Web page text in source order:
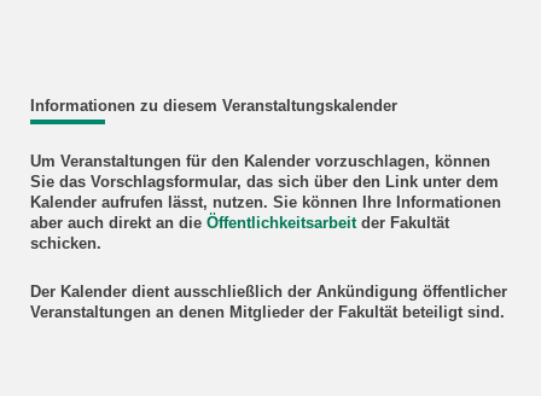
Informationen zu diesem Veranstaltungskalender
Um Veranstaltungen für den Kalender vorzuschlagen, können
Sie das Vorschlagsformular, das sich über den Link unter dem
Kalender aufrufen lässt, nutzen. Sie können Ihre Informationen
aber auch direkt an die Öffentlichkeitsarbeitder Fakultät
schicken.
Der Kalender dient ausschließlich der Ankündigung öffentlicher
Veranstaltungen an denen Mitglieder der Fakultät beteiligt sind.